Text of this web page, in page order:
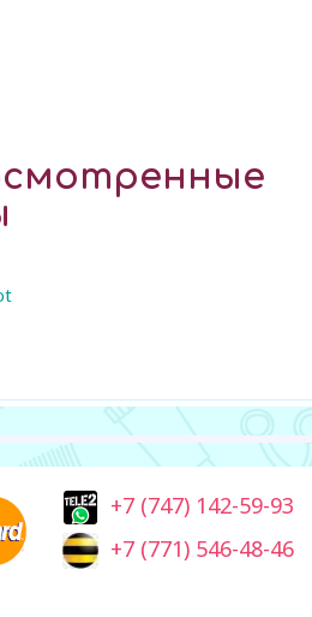
+7 (747) 142-59-93
+7 (771) 546-48-46